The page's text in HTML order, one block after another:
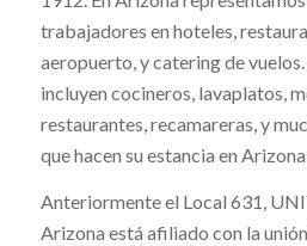
trabajadores en hoteles,
aeropuerto, y catering de
incluyen cocineros, lavaplatos,
restaurantes, recamareras, y
que hacen su estancia en Arizona
Anteriormente el Local 631,
Arizona está afiliado con la